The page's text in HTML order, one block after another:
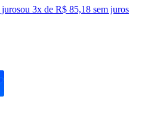
ou 3x de R$ 85,18 sem juros